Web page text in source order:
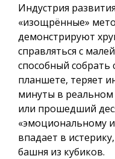
Индустрия
«изощрённые»
демонстрируют
справляться с
способный
планшете, теряет
минуты в
или прошедший
«эмоциональному
впадает в
башня из кубиков.